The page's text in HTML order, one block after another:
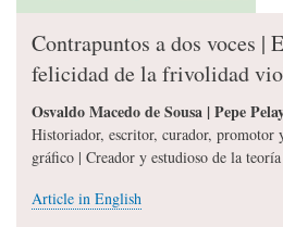
Contrapuntos a dos voces |
felicidad de la frivolidad
Osvaldo Macedo de Sousa | Pepe
Historiador, escritor, curador, promotor
gráfico | Creador y estudioso de la
Article in English